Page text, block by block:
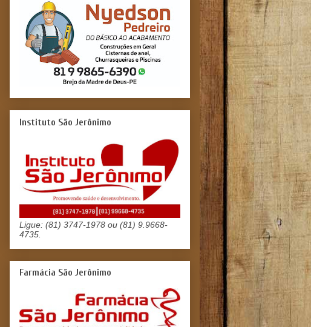
Instituto São Jerônimo
Ligue: (81) 3747-1978 ou (81) 9.9668-
4735.
Farmácia São Jerônimo